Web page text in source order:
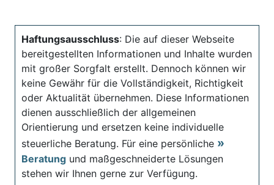
Haftungsausschluss: Die auf dieser Webseite
bereitgestellten Informationen und Inhalte wurden
mit großer Sorgfalt erstellt. Dennoch können wir
keine Gewähr für die Vollständigkeit, Richtigkeit
oder Aktualität übernehmen. Diese Informationen
dienen ausschließlich der allgemeinen
Orientierung und ersetzen keine individuelle
steuerliche Beratung. Für eine persönliche
Beratung und maßgeschneiderte Lösungen
stehen wir Ihnen gerne zur Verfügung.